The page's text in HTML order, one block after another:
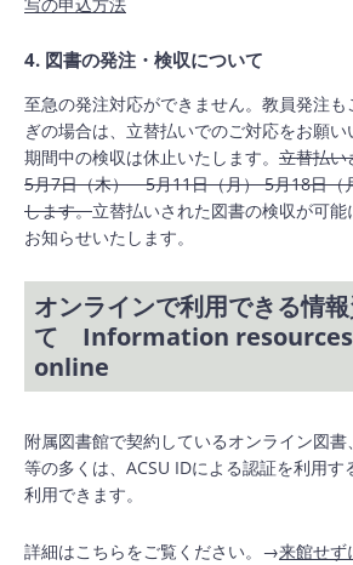
4. 図書の発注・検収について
至急の発注対応ができません。教員発注
ぎの場合は、立替払いでのご対応をお願い
期間中の検収は休止いたします。 立替払い
5月7日（木） 5月11日（月） 5月18日（
します。立替払いされた図書の検収が可
お知らせいたします。
オンラインで利用できる情
て Information
online
附属図書館で契約しているオンライン図書
等の多くは、ACSU IDによる認証を利用す
利用できます。
詳細はこちらをご覧ください。→来館せず